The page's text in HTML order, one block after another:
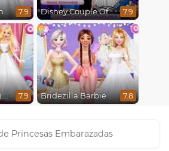
Elsa's Wonderland Wedding 7.9 Disney Couple Of The Year 7.9
Barbie Wedding Fun 7.9 Bridezilla Barbie 7.8
Princesas Embarazadas